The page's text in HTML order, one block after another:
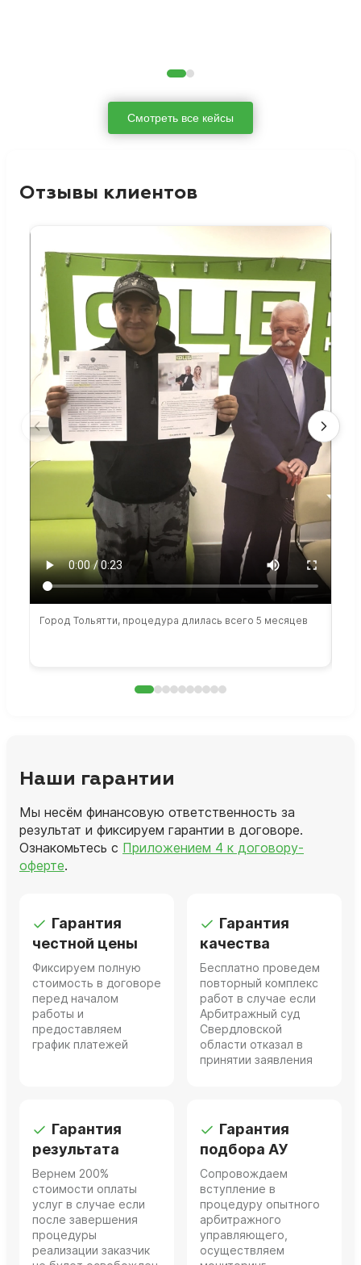
Смотреть все кейсы
Отзывы клиентов
Город Тольятти, процедура длилась всего 5 месяцев
Наши гарантии
Мы несём финансовую ответственность за
результат и фиксируем гарантии в договоре.
Ознакомьтесь с Приложением 4 к договору-
оферте.
Гарантия
честной цены
Фиксируем полную
стоимость в договоре
перед началом
работы и
предоставляем
график платежей
Гарантия
качества
Бесплатно проведем
повторный комплекс
работ в случае если
Арбитражный суд
Свердловской
области отказал в
принятии заявления
Гарантия
результата
Вернем 200%
стоимости оплаты
услуг в случае если
после завершения
процедуры
реализации заказчик
Гарантия
подбора АУ
Сопровождаем
вступление в
процедуру опытного
арбитражного
управляющего,
осуществляем